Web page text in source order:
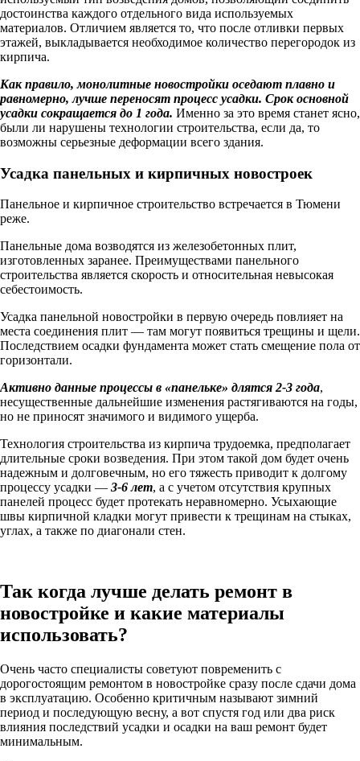
достоинства каждого отдельного вида используемых
материалов. Отличием является то, что после отливки первых
этажей, выкладывается необходимое количество перегородок из
кирпича.
Как правило, монолитные новостройки оседают плавно и
равномерно, лучше переносят процесс усадки. Срок основной
усадки сокращается до 1 года. Именно за это время станет ясно,
были ли нарушены технологии строительства, если да, то
возможны серьезные деформации всего здания.
Усадка панельных и кирпичных новостроек
Панельное и кирпичное строительство встречается в Тюмени
реже.
Панельные дома возводятся из железобетонных плит,
изготовленных заранее. Преимуществами панельного
строительства является скорость и относительная невысокая
себестоимость.
Усадка панельной новостройки в первую очередь повлияет на
места соединения плит — там могут появиться трещины и щели.
Последствием осадки фундамента может стать смещение пола от
горизонтали.
Активно данные процессы в «панельке» длятся 2-3 года,
несущественные дальнейшие изменения растягиваются на годы,
но не приносят значимого и видимого ущерба.
Технология строительства из кирпича трудоемка, предполагает
длительные сроки возведения. При этом такой дом будет очень
надежным и долговечным, но его тяжесть приводит к долгому
процессу усадки — 3-6 лет, а с учетом отсутствия крупных
панелей процесс будет протекать неравномерно. Усыхающие
швы кирпичной кладки могут привести к трещинам на стыках,
углах, а также по диагонали стен.
Так когда лучше делать ремонт в
новостройке и какие материалы
использовать?
Очень часто специалисты советуют повременить с
дорогостоящим ремонтом в новостройке сразу после сдачи дома
в эксплуатацию. Особенно критичным называют зимний
период и последующую весну, а вот спустя год или два риск
влияния последствий усадки и осадки на ваш ремонт будет
минимальным.